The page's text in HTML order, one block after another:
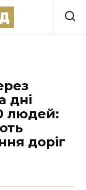
дні
людей:
доріг